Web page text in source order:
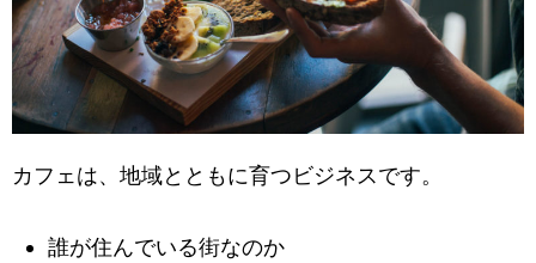
カフェは、地域とともに育つビジネスです。
誰が住んでいる街なのか